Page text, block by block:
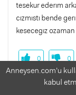
tesekur ederım
cızmıstı bende
kesecegız ozaman
0 0
Anneysen.com'u
kabul